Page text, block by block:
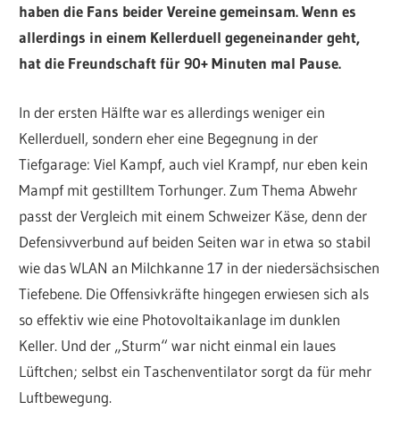
haben die Fans beider Vereine gemeinsam. Wenn es
allerdings in einem Kellerduellgegeneinandergeht,
hat die Freundschaft für 90+ Minuten mal Pause.
In der ersten Hälfte war es allerdings weniger ein
Kellerduell, sondern eher eine Begegnung in der
Tiefgarage: Viel Kampf, auch viel Krampf, nur eben kein
Mampf mit gestilltem Torhunger. Zum Thema Abwehr
passt der Vergleich mit einem Schweizer Käse, denn der
Defensivverbund auf beiden Seiten war in etwa so stabil
wie das WLAN an Milchkanne 17 in der niedersächsischen
Tiefebene. Die Offensivkräfte hingegen erwiesen sich als
so effektiv wie eine Photovoltaikanlage im dunklen
Keller. Und der „Sturm“ war nicht einmal ein laues
Lüftchen; selbst ein Taschenventilator sorgt da für mehr
Luftbewegung.